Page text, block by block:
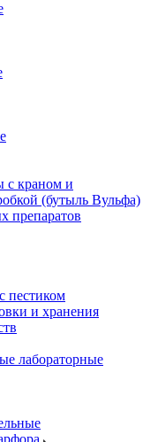
с краном и
(бутыль Вульфа)
препаратов
пестиком
и хранения
лабораторные